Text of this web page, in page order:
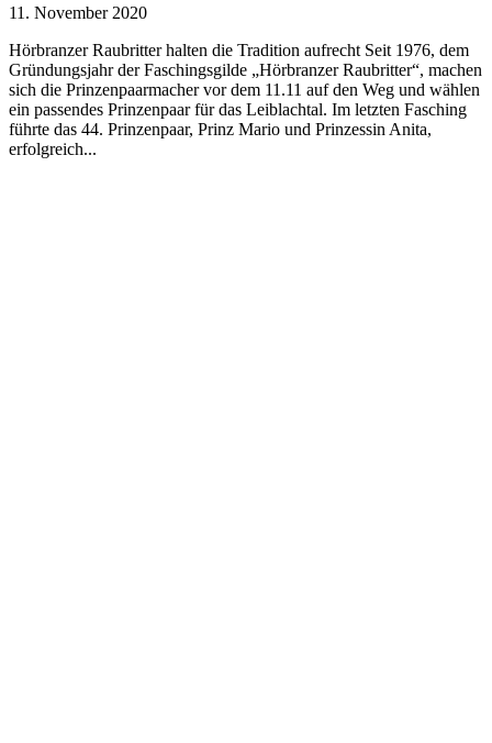
11. November 2020
Hörbranzer Raubritter halten die Tradition aufrecht Seit 1976, dem
Gründungsjahr der Faschingsgilde „Hörbranzer Raubritter“, machen
sich die Prinzenpaarmacher vor dem 11.11 auf den Weg und wählen
ein passendes Prinzenpaar für das Leiblachtal. Im letzten Fasching
führte das 44. Prinzenpaar, Prinz Mario und Prinzessin Anita,
erfolgreich...